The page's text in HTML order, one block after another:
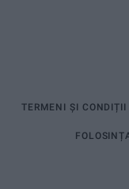
TERMENI ȘI CONDIȚII